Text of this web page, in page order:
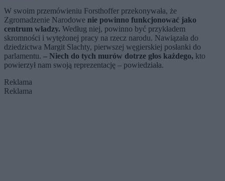
W swoim przemówieniu Forsthoffer przekonywała, że
Zgromadzenie Narodowe nie powinno funkcjonować jako
centrum władzy. Według niej, powinno być przykładem
skromności i wytężonej pracy na rzecz narodu. Nawiązała do
dziedzictwa Margit Slachty, pierwszej węgierskiej posłanki do
parlamentu. – Niech do tych murów dotrze głos każdego, kto
powierzył nam swoją reprezentację – powiedziała.
Reklama
Reklama